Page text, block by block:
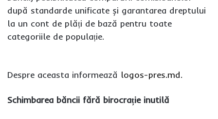
după standarde unificate și garantarea dreptului
la un cont de plăți de bază pentru toate
categoriile de populație.
Despre aceasta informează logos-pres.md.
Schimbarea băncii fără birocrație inutilă